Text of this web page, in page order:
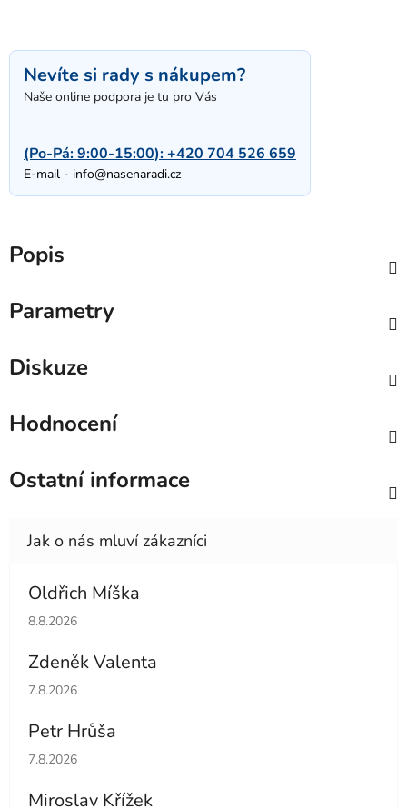
Nevíte si rady s nákupem?
Naše online podpora je tu pro Vás
(Po-Pá: 9:00-15:00):+420 704 526 659
E-mail - info@nasenaradi.cz
Popis
Parametry
Diskuze
Hodnocení
Ostatní informace
Oldřich Míška
Hodnocení obchodu je 5 z 5 hvězdiček.
8.8.2026
Zdeněk Valenta
Hodnocení obchodu je 5 z 5 hvězdiček.
7.8.2026
Petr Hrůša
Hodnocení obchodu je 5 z 5 hvězdiček.
7.8.2026
Miroslav Křížek